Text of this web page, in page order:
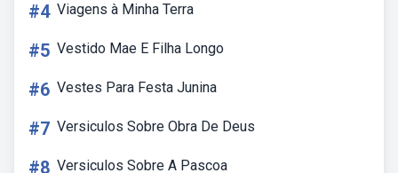
#4 Viagens à Minha Terra
#5 Vestido Mae E Filha Longo
#6 Vestes Para Festa Junina
#7 Versiculos Sobre Obra De Deus
#8 Versiculos Sobre A Pascoa